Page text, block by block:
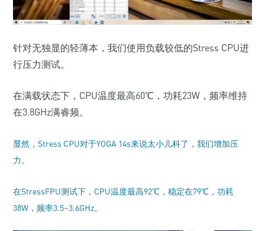
针对无独显的轻薄本，我们使用负载较低的Stress CPU进
行压力测试。
在满载状态下，CPU温度最高60℃，功耗23W，频率维持
在3.8GHz满睿频。
显然，Stress CPU对于YOGA 14s来说太小儿科了，我们增加压
力。
在StressFPU测试下，CPU温度最高92℃，稳定在79℃，功耗
38W，频率3.5~3.6GHz。